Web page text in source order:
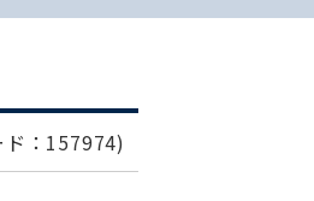
ド：157974)